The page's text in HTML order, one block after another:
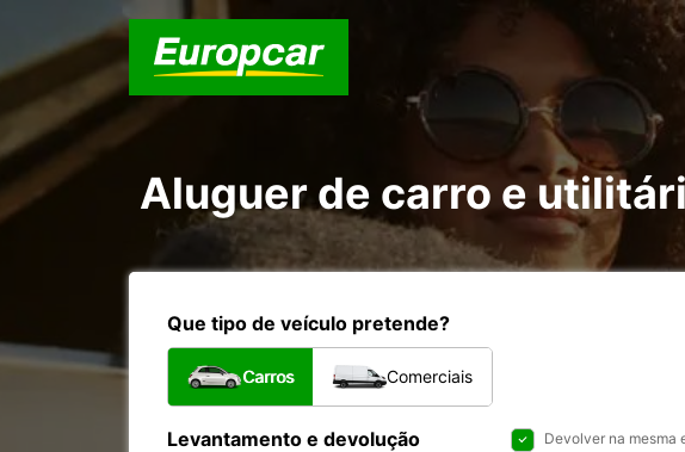
Aluguer de carro e
Que tipo de veículo pretende?
Carros Comerciais
Levantamento e devolução Devolver na mesma